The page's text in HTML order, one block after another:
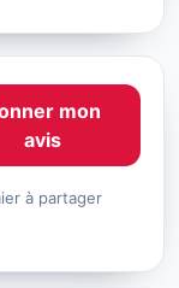
mon
avis
à partager